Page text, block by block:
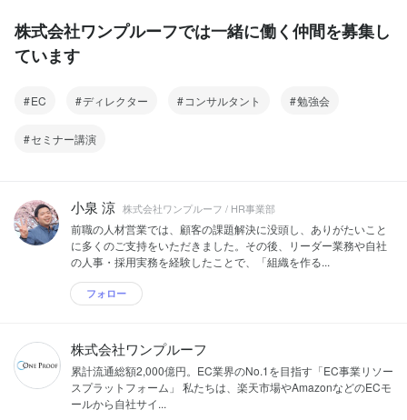
株式会社ワンプルーフでは一緒に働く仲間を募集し
ています
EC ディレクター コンサルタント 勉強会
セミナー講演
小泉 涼 株式会社ワンプルーフ / HR事業部
前職の人材営業では、顧客の課題解決に没頭し、ありがたいこと
に多くのご支持をいただきました。その後、リーダー業務や自社
の人事・採用実務を経験したことで、「組織を作る...
フォロー
株式会社ワンプルーフ
累計流通総額2,000億円。EC業界のNo.1を目指す「EC事業リソー
スプラットフォーム」 私たちは、楽天市場やAmazonなどのECモ
ールから自社サイ...